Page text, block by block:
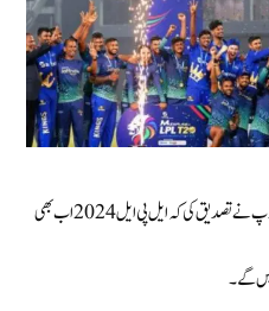
تاہم، ایل پی ایل کے حقوق کے حامل آئی پی جی گروپ نے تصدیق کی کہ ایل پی ایل 2024 اب بھی
لیں گے۔